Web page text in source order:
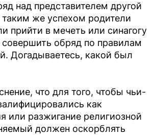
над представителем другой
же успехом родители
прийти в мечеть или синагогу
совершить обряд по правилам
Догадываетесь, какой был
что для того, чтобы чьи-
как
или разжигание религиозной
должен оскорблять